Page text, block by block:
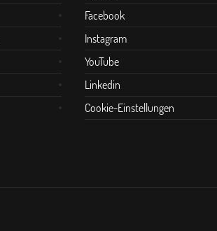
Facebook
Instagram
YouTube
Linkedin
Cookie-Einstellungen